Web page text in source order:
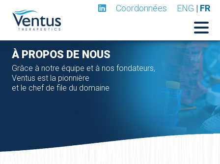
Coordonnées ENG | FR
À PROPOS DE NOUS
Grâce à notre équipe et à nos fondateurs,
Ventus est la pionnière
et le chef de file du domaine